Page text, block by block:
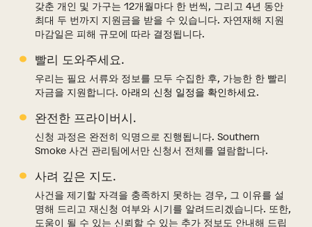
갖춘 개인 및 가구는 12개월마다 한 번씩, 그리고 4년 동안
최대 두 번까지 지원금을 받을 수 있습니다. 자연재해 지원
마감일은 피해 규모에 따라 결정됩니다.
빨리 도와주세요.
우리는 필요 서류와 정보를 모두 수집한 후, 가능한 한 빨리
자금을 지원합니다. 아래의 신청 일정을 확인하세요.
완전한 프라이버시.
신청 과정은 완전히 익명으로 진행됩니다. Southern
Smoke 사건 관리팀에서만 신청서 전체를 열람합니다.
사려 깊은 지도.
사건을 제기할 자격을 충족하지 못하는 경우, 그 이유를 설
명해 드리고 재신청 여부와 시기를 알려드리겠습니다. 또한,
도움이 될 수 있는 신뢰할 수 있는 추가 정보도 안내해 드립